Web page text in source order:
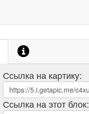
Ссылка на картику:
Ссылка на этот блок: